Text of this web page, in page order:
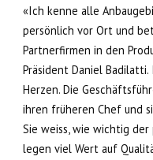
«Ich kenne alle
persönlich vor Ort und
Partnerfirmen in den
Präsident Daniel
Herzen. Die
ihren früheren Chef und
Sie weiss, wie wichtig
legen viel Wert auf